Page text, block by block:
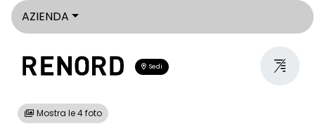
AZIENDA
Sedi
Mostra le 4 foto